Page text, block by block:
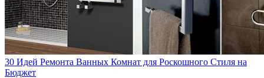
30 Идей Ремонта Ванных Комнат для Роскошного Стиля на
Бюджет